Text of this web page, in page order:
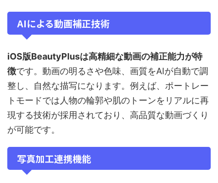
AIによる動画補正技術
iOS版BeautyPlusは高精細な動画の補正能力が特
徴です。動画の明るさや色味、画質をAIが自動で調
整し、自然な描写になります。例えば、ポートレー
トモードでは人物の輪郭や肌のトーンをリアルに再
現する技術が採用されており、高品質な動画づくり
が可能です。
写真加工連携機能